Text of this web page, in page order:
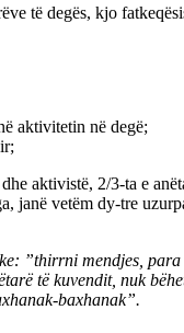
të degës, kjo
aktivitetin në degë;
aktivistë, 2/3-ta e
vetëm dy-tre
”thirrni mendjes,
të kuvendit, nuk
baxhanak”.